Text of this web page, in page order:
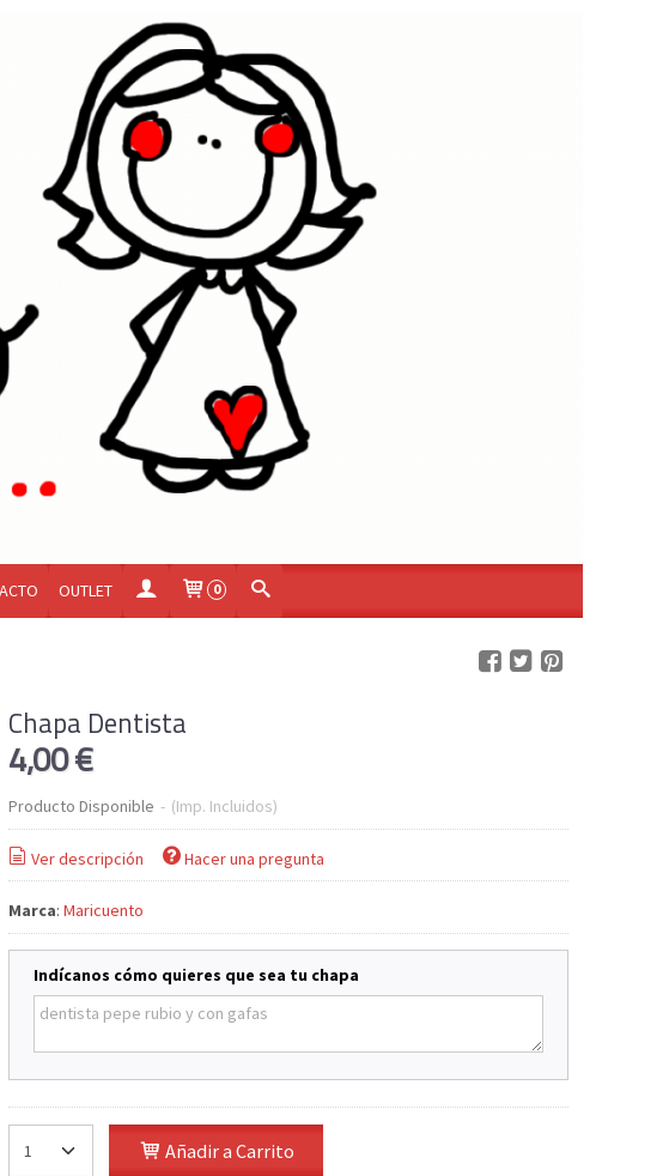
OUTLET 0
Chapa Dentista
4,00 €
Producto Disponible - (Imp. Incluidos)
Ver descripción Hacer una pregunta
Marca: Maricuento
Indícanos cómo quieres que sea tu chapa
Añadir a Carrito